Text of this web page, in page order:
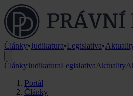
Články•Judikatura•Legislativa•
ČlánkyJudikaturaLegislativaAktuality
Portál
Články